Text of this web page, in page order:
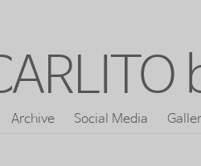
Archive Social Media